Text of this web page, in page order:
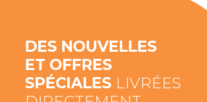
DES NOUVELLES
ET OFFRES
SPÉCIALES LIVRÉES